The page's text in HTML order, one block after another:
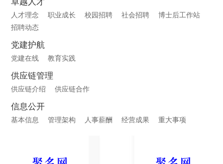
卓越人才
人才理念 职业成长 校园招聘 社会招聘
博士后工作站
招聘动态
党建护航
党建在线 教育实践
供应链管理
供应链介绍 供应链合作
信息公开
基本信息 管理架构 人事薪酬 经营成果 重大事项